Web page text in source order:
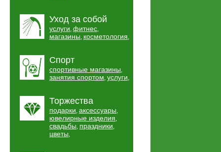
Уход за собой
услуги, фитнес,
магазины, косметология,
Спорт
спортивные магазины,
занятия спортом, услуги,
Торжества
подарки, аксессуары,
ювелирные изделия,
свадьбы, праздники,
цветы,